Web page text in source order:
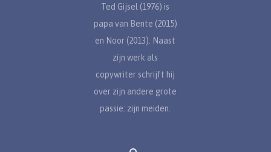
Ted Gijsel (1976) is
papa van Bente (2015)
en Noor (2013). Naast
zijn werk als
copywriter schrijft hij
over zijn andere grote
passie: zijn meiden.